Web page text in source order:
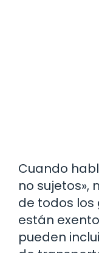
Cuando
no sujetos»,
de todos los
están
pueden